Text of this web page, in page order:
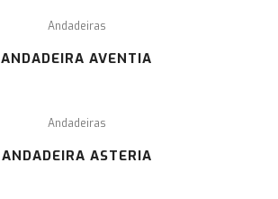
Andadeiras
ANDADEIRA AVENTIA
Andadeiras
ANDADEIRA ASTERIA